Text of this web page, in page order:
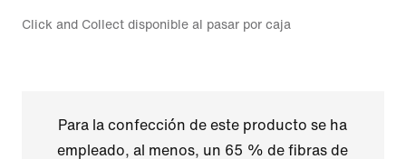
Click and Collect disponible al pasar por caja
Para la confección de este producto se ha
empleado, al menos, un 65 % de fibras de